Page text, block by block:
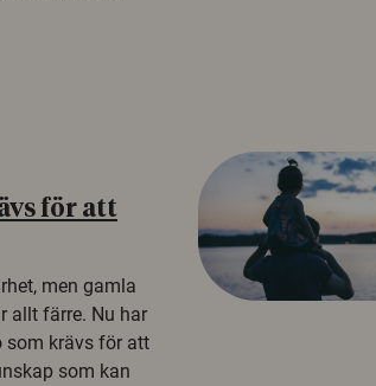
för att
men gamla
allt färre. Nu har
som krävs för att
som kan